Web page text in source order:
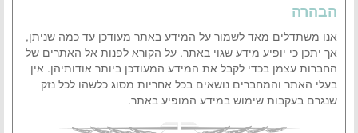
הבהרה
אנו משתדלים מאד לשמור על המידע באתר מעודכן עד כמה שניתן,
אך יתכן כי יופיע מידע שגוי באתר. על הקורא לפנות אל האתרים של
החברות עצמן בכדי לקבל את המידע המעודכן ביותר אודותיהן. אין
בעלי האתר והמחברים נושאים בכל אחריות מסוג כלשהו לכל נזק
שנגרם בעקבות שימוש במידע המופיע באתר.